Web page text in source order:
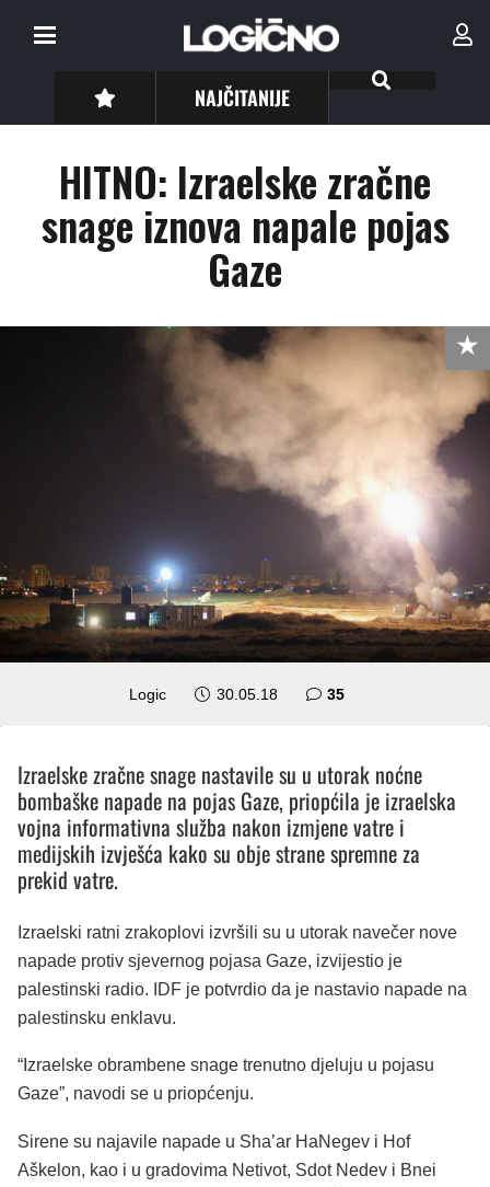
NAJČITANIJE
HITNO: Izraelske zračne
snage iznova napale pojas
Gaze
Logic 30.05.18 35komentara
Izraelske zračne snage nastavile su u utorak noćne
bombaške napade na pojas Gaze, priopćila je izraelska
vojna informativna služba nakon izmjene vatre i
medijskih izvješća kako su obje strane spremne za
prekid vatre.
Izraelski ratni zrakoplovi izvršili su u utorak navečer nove
napade protiv sjevernog pojasa Gaze, izvijestio je
palestinski radio. IDF je potvrdio da je nastavio napade na
palestinsku enklavu.
“Izraelske obrambene snage trenutno djeluju u pojasu
Gaze”, navodi se u priopćenju.
Sirene su najavile napade u Sha’ar HaNegev i Hof
Aškelon, kao i u gradovima Netivot, Sdot Nedev i Bnei